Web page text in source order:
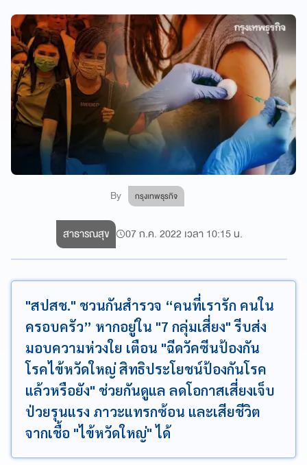
By กรุงเทพธุรกิจ
สาธารณสุข 07 ก.ค. 2022 เวลา 10:15 น.
"สปสช." ชวนกันสำรวจ “คนที่เรารัก คนใน
ครอบครัว” หากอยู่ใน "7 กลุ่มเสี่ยง" รีบส่ง
มอบความห่วงใย เตือน "ฉีดวัคซีนป้องกัน
โรคไข้หวัดใหญ่ สิทธิประโยชน์ป้องกันโรค
แล้วหรือยัง" ช่วยกันดูแล ลดโอกาสเสี่ยงเจ็บ
ป่วยรุนแรง ภาวะแทรกซ้อน และเสียชีวิต
จากเชื้อ "ไข้หวัดใหญ่" ได้